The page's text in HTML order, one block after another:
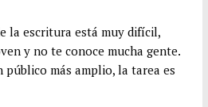
la escritura está muy difícil,
y no te conoce mucha gente.
público más amplio, la tarea es